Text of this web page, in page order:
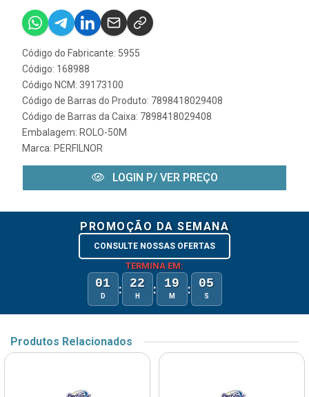
Código do Fabricante: 5955
Código: 168988
Código NCM: 39173100
Código de Barras do Produto: 7898418029408
Código de Barras da Caixa: 7898418029408
Embalagem: ROLO-50M
Marca: PERFILNOR
LOGIN P/ VER PREÇO
PROMOÇÃO DA SEMANA
CONSULTE NOSSAS OFERTAS
TERMINA EM:
01
D : 22
H : 19
M : 05
S
Produtos Relacionados